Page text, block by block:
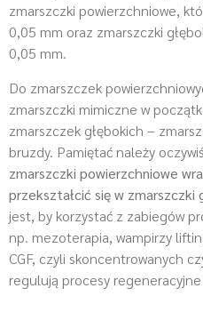
zmarszczki powierzchniowe,
0,05 mm oraz zmarszczki
0,05 mm.
Do zmarszczek
zmarszczki mimiczne w
zmarszczek głębokich –
bruzdy. Pamiętać należy
zmarszczki powierzchniowe
przekształcić się w zmarszczki
jest, by korzystać z zabiegów
np. mezoterapia, wampirzy
CGF, czyli skoncentrowanych
regulują procesy regeneracyjne